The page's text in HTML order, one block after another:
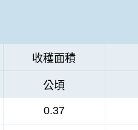
收穫面積
公頃
0.37